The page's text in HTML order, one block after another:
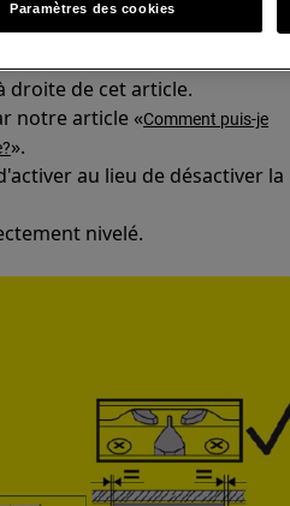
dans le manuel
droite de cet article.
notre article «Comment puis-je
».
au lieu de désactiver la
nivelé.
Paramètres des cookies